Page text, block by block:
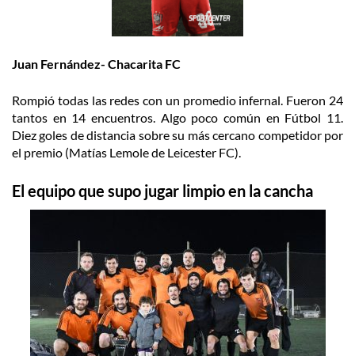
Juan Fernández- Chacarita FC
Rompió todas las redes con un promedio infernal. Fueron 24
tantos en 14 encuentros. Algo poco común en Fútbol 11.
Diez goles de distancia sobre su más cercano competidor por
el premio (Matías Lemole de Leicester FC).
El equipo que supo jugar limpio en la cancha